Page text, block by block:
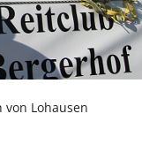
Lohausen